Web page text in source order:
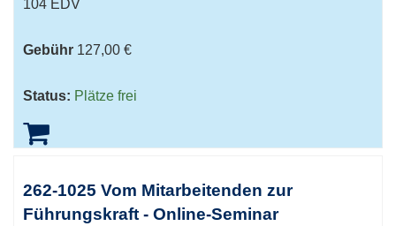
104 EDV
Gebühr 127,00 €
Status: Plätze frei
262-1025 Vom Mitarbeitenden zur
Führungskraft - Online-Seminar